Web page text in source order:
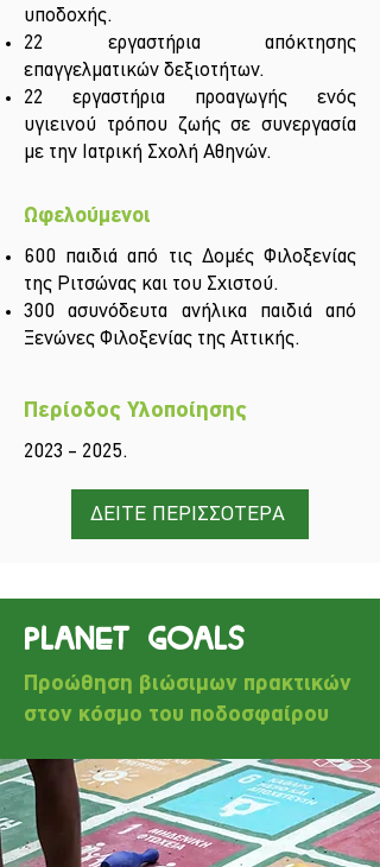
υποδοχής.
22 εργαστήρια απόκτησης
επαγγελματικών δεξιοτήτων.
22 εργαστήρια προαγωγής ενός
υγιεινού τρόπου ζωής σε συνεργασία
με την Ιατρική Σχολή Αθηνών.
Ωφελούμενοι
600 παιδιά από τις Δομές Φιλοξενίας
της Ριτσώνας και του Σχιστού.
300 ασυνόδευτα ανήλικα παιδιά από
Ξενώνες Φιλοξενίας της Αττικής.
Περίοδος Υλοποίησης
2023 – 2025.
ΔΕΙΤΕ ΠΕΡΙΣΣΟΤΕΡΑ
PLANET GOALS
Προώθηση βιώσιμων πρακτικών
στον κόσμο του ποδοσφαίρου